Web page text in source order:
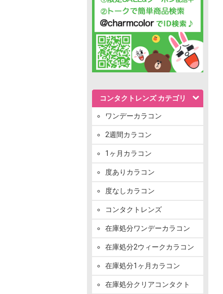
コンタクトレンズ カテゴリ
ワンデーカラコン
2週間カラコン
1ヶ月カラコン
度ありカラコン
度なしカラコン
コンタクトレンズ
在庫処分ワンデーカラコン
在庫処分2ウィークカラコン
在庫処分1ヶ月カラコン
在庫処分クリアコンタクト